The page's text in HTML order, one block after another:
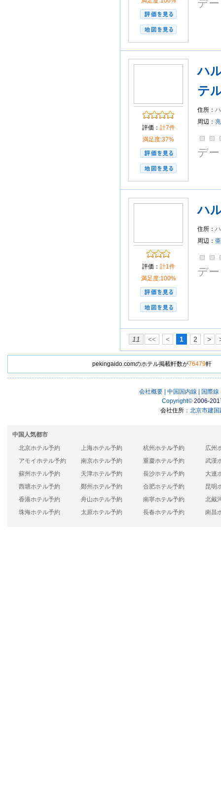
デ
評価： 計7件
満足度:37%
ハ
テ
住所：
周辺：
デ
評価： 計1件
満足度:100%
ハ
住所：
周辺：
デ
11 << < 1 2 >
pekingaido.comのホテル掲載軒数が76479軒
会社概要 中国国内線 国際線
Copyright© 2006-
会社住所：北京市建
中国人気都市
北京ホテル予約
上海ホテル予約 杭州ホテル予約
広州
アモイホテル予約
南京ホテル予約 重慶ホテル予約
武漢
蘇州ホテル予約
天津ホテル予約 長沙ホテル予約
大連
西塘ホテル予約
鄭州ホテル予約 合肥ホテル予約
昆明
香港ホテル予約
舟山ホテル予約 南寧ホテル予約
北戴
珠海ホテル予約
太原ホテル予約 長春ホテル予約 南昌